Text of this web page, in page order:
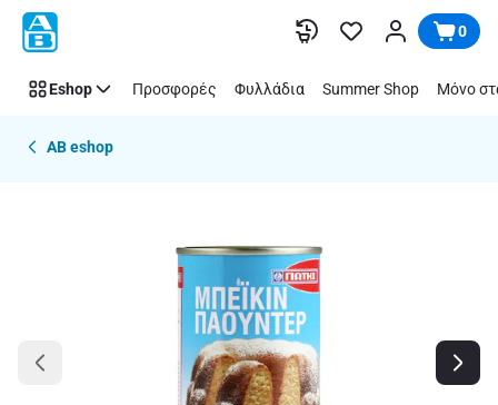
Παράλειψη 0
Eshop Προσφορές Φυλλάδια Summer Shop Μόνο
AB eshop